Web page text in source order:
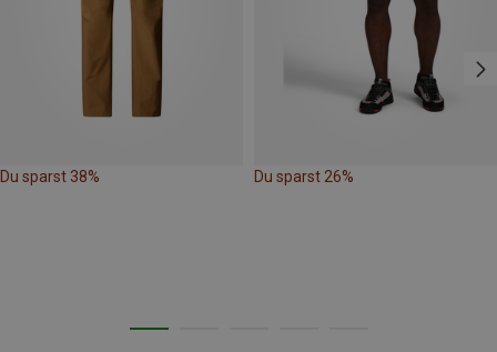
Du sparst 38% Du sparst 26%